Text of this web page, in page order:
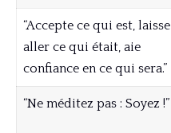
“Accepte ce qui est, laisse
aller ce qui était, aie
confiance en ce qui sera.”
“Ne méditez pas : Soyez !”